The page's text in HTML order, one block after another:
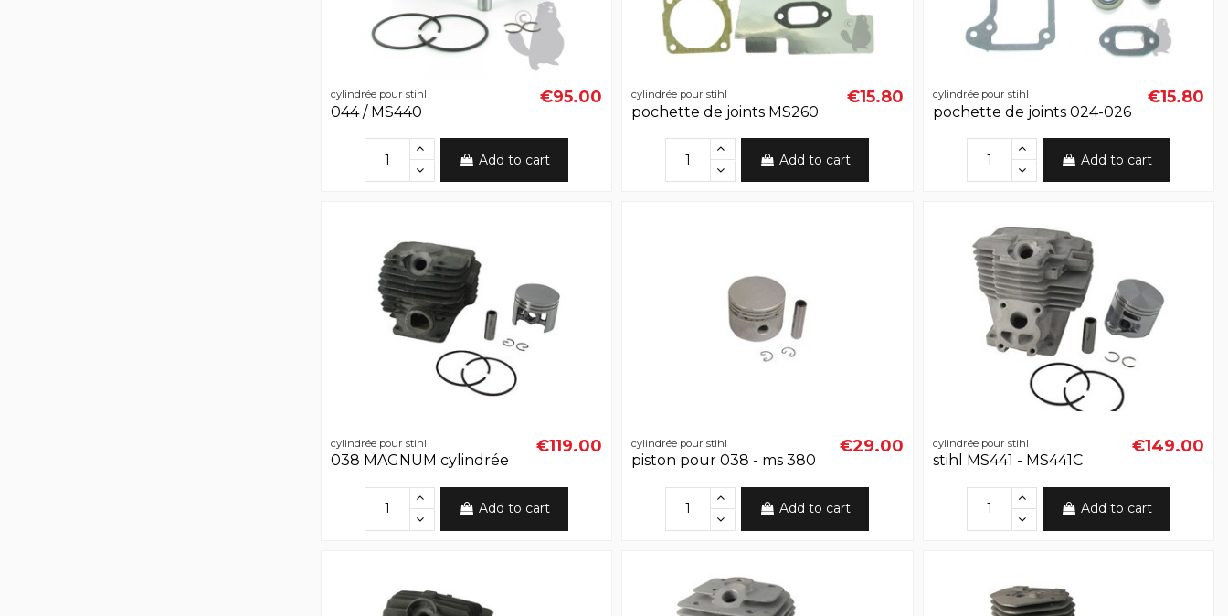
cylindrée pour stihl
044 / MS440
€95.00
Add to cart
cylindrée pour stihl
pochette de joints MS260
€15.80
Add to cart
cylindrée pour stihl
pochette de joints 024-026
€15.80
Add to cart
cylindrée pour stihl
038 MAGNUM cylindrée
€119.00
Add to cart
cylindrée pour stihl
piston pour 038 - ms 380
€29.00
Add to cart
cylindrée pour stihl
stihl MS441 - MS441C
€149.00
Add to cart